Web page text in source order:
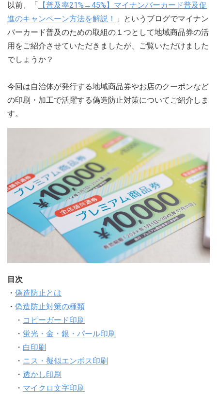
以前、「 【普及率21%→45%】マイナンバーカード普及促
進のキャンペーン方法を解説！
」というブログでマイナン
バーカード普及のための取組の１つとして地域商品券の活
用をご紹介させていただきましたが、ご覧いただけました
でしょうか？
今回は自治体が発行する地域商品券やお店のクーポンなど
の印刷・加工で活躍する偽造防止対策についてご紹介しま
す。
目次
・ 偽造防止とは
・ 偽造防止対策の種類
・ コピーガード印刷
・ 蛍光・金・銀・パール印刷
・ 白印刷
・ ニス・擬似エンボス印刷
・ 透かし印刷
・ マイクロ文字印刷